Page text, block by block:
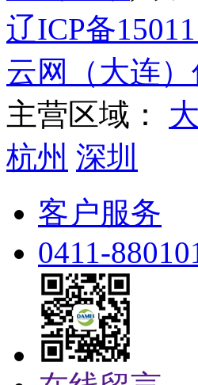
辽ICP备
云网（大连
主营区域：
杭州 深圳
客户服务
0411-